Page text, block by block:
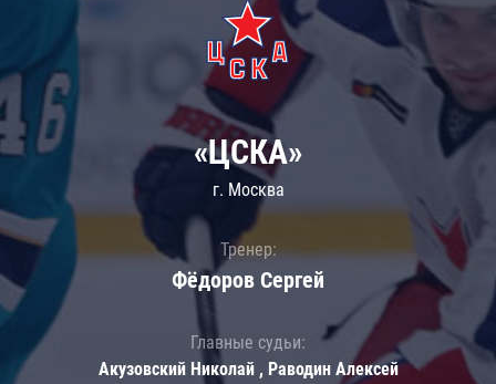
«ЦСКА»
г. Москва
Тренер:
Фёдоров Сергей
Главные судьи:
Акузовский Николай , Раводин Алексей